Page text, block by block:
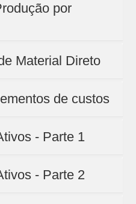
por
Material Direto
de custos
- Parte 1
- Parte 2